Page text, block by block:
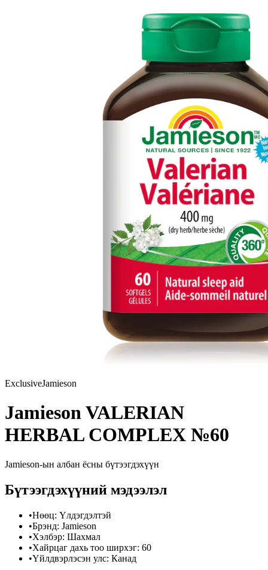
ExclusiveJamieson
Jamieson VALERIAN
HERBAL COMPLEX №60
Jamieson-ын албан ёсны бүтээгдэхүүн
Бүтээгдэхүүний мэдээлэл
•Нөөц: Үлдэгдэлтэй
•Брэнд: Jamieson
•Хэлбэр: Шахмал
•Хайрцаг дахь тоо ширхэг: 60
•Үйлдвэрлэсэн улс: Канад